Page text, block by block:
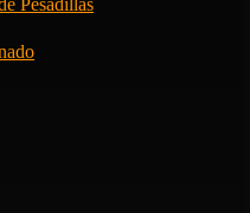
Pesadillas